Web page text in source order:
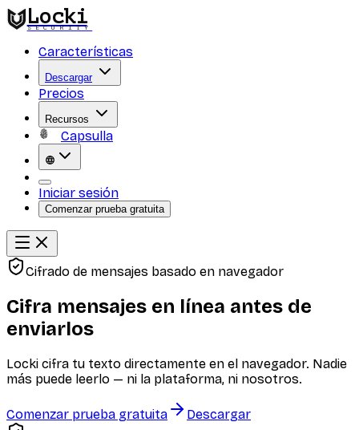
Locki
SECURITY
Características
Descargar
Precios
Recursos
Capsulla
Iniciar sesión
Comenzar prueba gratuita
Cifrado de mensajes basado en navegador
Cifra mensajes en línea antes de
enviarlos
Locki cifra tu texto directamente en el navegador. Nadie
más puede leerlo — ni la plataforma, ni nosotros.
Comenzar prueba gratuita Descargar